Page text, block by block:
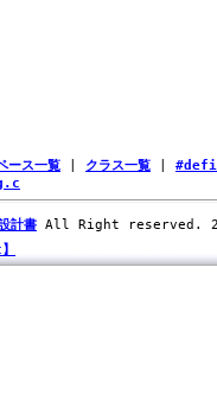
ース一覧 クラス一覧
計書 All Right reserved.